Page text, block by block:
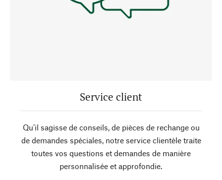
Service client
Qu’il sagisse de conseils, de pièces de rechange ou
de demandes spéciales, notre service clientèle traite
toutes vos questions et demandes de manière
personnalisée et approfondie.